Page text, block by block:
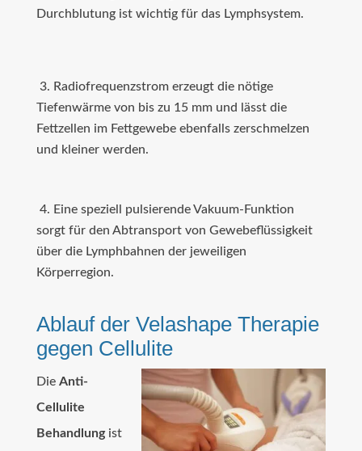
Durchblutung ist wichtig für das Lymphsystem.
3. Radiofrequenzstrom erzeugt die nötige
Tiefenwärme von bis zu 15 mm und lässt die
Fettzellen im Fettgewebe ebenfalls zerschmelzen
und kleiner werden.
4. Eine speziell pulsierende Vakuum-Funktion
sorgt für den Abtransport von Gewebeflüssigkeit
über die Lymphbahnen der jeweiligen
Körperregion.
Ablauf der Velashape Therapie
gegen Cellulite
Die Anti-
Cellulite
Behandlungist